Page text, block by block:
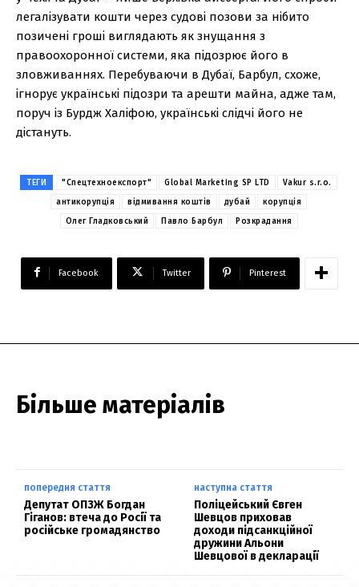
легалізувати кошти через судові позови за нібито
позичені гроші виглядають як знущання з
правоохоронної системи, яка підозрює його в
зловживаннях. Перебуваючи в Дубаї, Барбул, схоже,
ігнорує українські підозри та арешти майна, адже там,
поруч із Бурдж Халіфою, українські слідчі його не
дістануть.
ТЕГИ "Спецтехноекспорт" Global Marketing SP LTD
Vakur s.r.o.
антикорупція
відмивання коштів дубай
корупція
Олег Гладковський
Павло Барбул Розкрадання
Facebook Twitter Pinterest
Більше матеріалів
попередня стаття
Депутат ОПЗЖ Богдан
Гіганов: втеча до Росії та
російське громадянство
наступна стаття
Поліцейський Євген
Шевцов приховав
доходи підсанкційної
дружини Альони
Шевцової в декларації